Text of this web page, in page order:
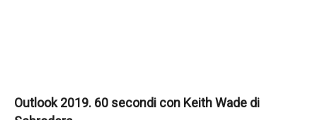
Outlook 2019. 60 secondi con Keith Wade di